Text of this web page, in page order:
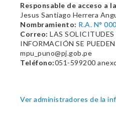
Responsable de acceso a
Jesus Santiago Herrera
Nombramiento: R.A. N°
Correo: LAS
INFORMACIÓN SE
mpu_puno@pj.gob.pe
Teléfono:051-599200
Ver administradores de la